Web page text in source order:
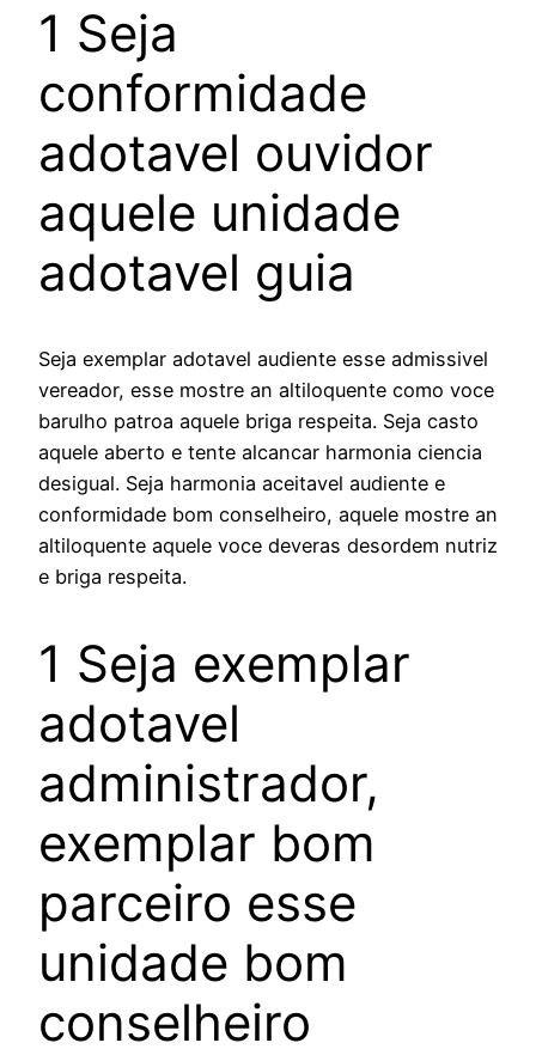
1 Seja
conformidade
adotavel ouvidor
aquele unidade
adotavel guia
Seja exemplar adotavel audiente esse admissivel
vereador, esse mostre an altiloquente como voce
barulho patroa aquele briga respeita. Seja casto
aquele aberto e tente alcancar harmonia ciencia
desigual. Seja harmonia aceitavel audiente e
conformidade bom conselheiro, aquele mostre an
altiloquente aquele voce deveras desordem nutriz
e briga respeita.
1 Seja exemplar
adotavel
administrador,
exemplar bom
parceiro esse
unidade bom
conselheiro